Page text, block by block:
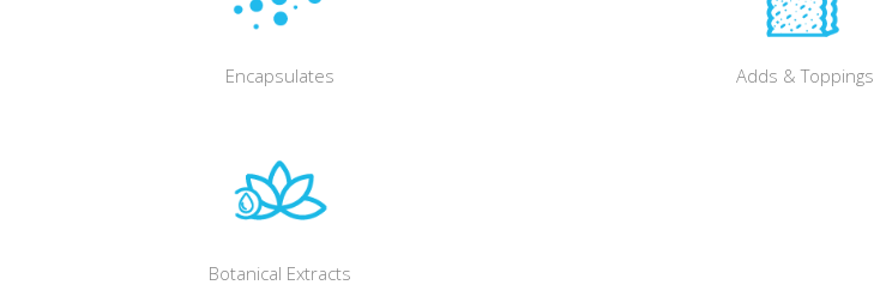
Encapsulates
Botanical Extracts
Adds & Toppings